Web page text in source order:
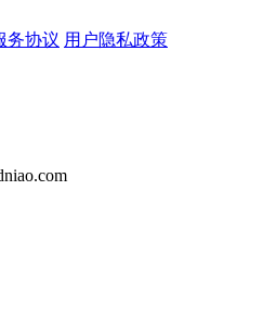
务协议 用户隐私政策